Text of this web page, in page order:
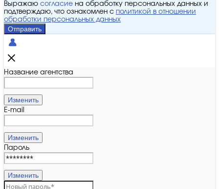
Выражаю согласие на обработку персональных данных и
подтверждаю, что ознакомлен с политикой в отношении
обработки персональных данных
Отправить
Название агентства
Изменить
E-mail
Изменить
Пароль
Изменить